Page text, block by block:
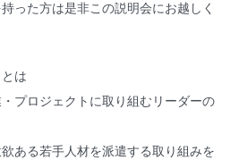
った方は是非この説明会にお越しく
は
プロジェクトに取り組むリーダーの
ある若手人材を派遣する取り組みを